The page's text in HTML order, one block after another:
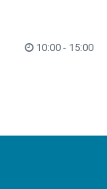
10:00 - 15:00